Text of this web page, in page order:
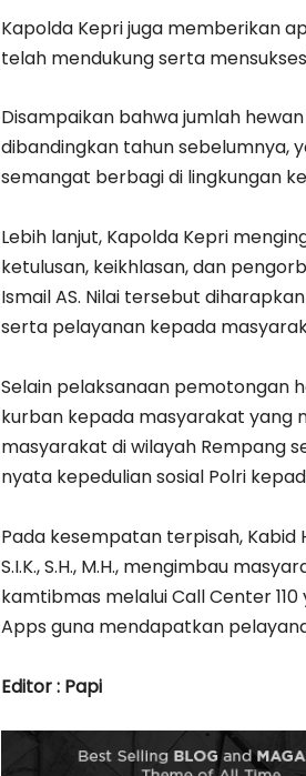
‎Kapolda Kepri juga memberikan
telah mendukung serta
Disampaikan bahwa jumlah
dibandingkan tahun sebelumnya,
semangat berbagi di lingkungan
‎Lebih lanjut, Kapolda Kepri
ketulusan, keikhlasan, dan
Ismail AS. Nilai tersebut
serta pelayanan kepada
‎Selain pelaksanaan pemotongan
kurban kepada masyarakat yang
masyarakat di wilayah Rempang
nyata kepedulian sosial Polri
‎Pada kesempatan terpisah, Kabid
S.I.K., S.H., M.H., mengimbau
kamtibmas melalui Call Center
Apps guna mendapatkan
‎Editor : Papi